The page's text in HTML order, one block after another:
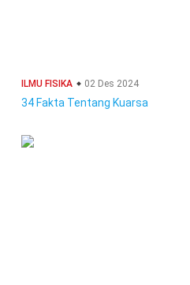
ILMU FISIKA 02 Des 2024
34 Fakta Tentang Kuarsa